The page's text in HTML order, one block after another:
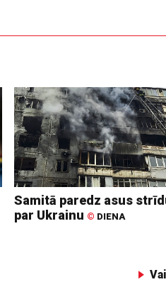
Samitā paredz asus
par Ukrainu © DIENA